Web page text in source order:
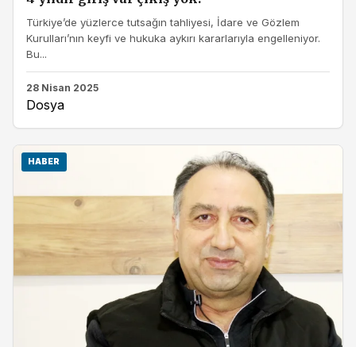
Türkiye’de yüzlerce tutsağın tahliyesi, İdare ve Gözlem
Kurulları’nın keyfi ve hukuka aykırı kararlarıyla engelleniyor.
Bu...
28 Nisan 2025
Dosya
HABER